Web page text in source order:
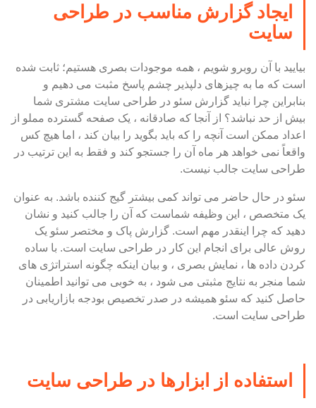
ایجاد گزارش مناسب در طراحی
سایت
بیایید با آن روبرو شویم ، همه موجودات بصری هستیم؛ ثابت شده
است که ما به چیزهای دلپذیر چشم پاسخ مثبت می دهیم و
بنابراین چرا نباید گزارش سئو در طراحی سایت مشتری شما
بیش از حد نباشد؟ از آنجا که صادقانه ، یک صفحه گسترده مملو از
اعداد ممکن است آنچه را که باید بگوید را بیان کند ، اما هیچ کس
واقعاً نمی خواهد هر ماه آن را جستجو کند و فقط به این ترتیب در
طراحی سایت جالب نیست.
سئو در حال حاضر می تواند کمی بیشتر گیج کننده باشد. به عنوان
یک متخصص ، این وظیفه شماست که آن را جالب کنید و نشان
دهید که چرا اینقدر مهم است. گزارش پاک و مختصر سئو یک
روش عالی برای انجام این کار در طراحی سایت است. با ساده
کردن داده ها ، نمایش بصری ، و بیان اینکه چگونه استراتژی های
شما منجر به نتایج مثبتی می شود ، به خوبی می توانید اطمینان
حاصل کنید که سئو همیشه در صدر تخصیص بودجه بازاریابی در
طراحی سایت است.
استفاده از ابزارها در طراحی سایت